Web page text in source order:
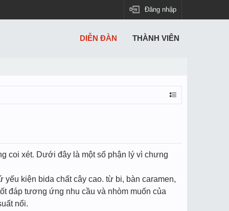
Đăng nhập
coi xét. Dưới đây là một số phận lý vì chưng
kiện bida chất cây cao. từ bi, bàn caramen,
đáp tương ứng nhu cầu và nhòm muốn của
nổi.
DIỄN ĐÀN THÀNH VIÊN